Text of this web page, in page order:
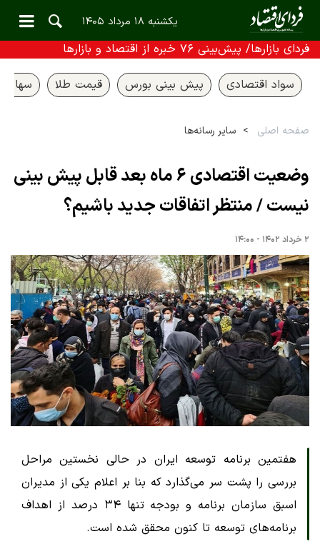
یکشنبه ۱۸ مرداد ۱۴۰۵
فردای بازارها/ پیش‌بینی ۷۶ خبره از اقتصاد و بازارها
سواد اقتصادی پیش بینی بورس قیمت طلا سهام
صفحه اصلی سایر رسانه‌ها
وضعیت اقتصادی ۶ ماه بعد قابل پیش بینی
نیست / منتظر اتفاقات جدید باشیم؟
۲ خرداد ۱۴۰۲ - ۱۴:۰۰
هفتمین برنامه توسعه ایران در حالی نخستین مراحل
بررسی را پشت سر می‌گذارد که بنا بر اعلام یکی از مدیران
اسبق سازمان برنامه و بودجه تنها ٣۴ درصد از اهداف
برنامه‌های توسعه تا کنون محقق شده است.